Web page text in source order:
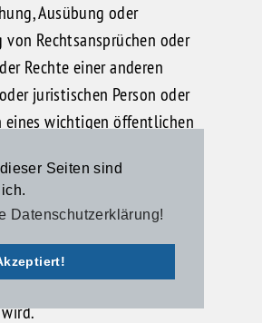
Seiten sind
Datenschutzerklärung!
Ausübung oder
von Rechtsansprüchen oder
Rechte einer anderen
juristischen Person oder
eines wichtigen öffentlichen
verarbeitet werden. Wurde
der Verarbeitung nach
eingeschränkt,
dem Verantwortlichen
die Einschränkung